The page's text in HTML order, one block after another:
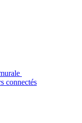
connectés